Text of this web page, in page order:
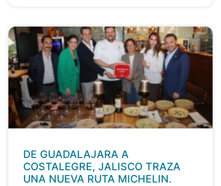
DE GUADALAJARA A
COSTALEGRE, JALISCO TRAZA
UNA NUEVA RUTA MICHELIN.